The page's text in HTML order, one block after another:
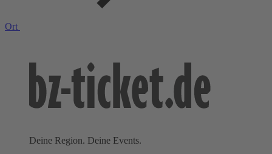
Ort
Deine Region. Deine Events.